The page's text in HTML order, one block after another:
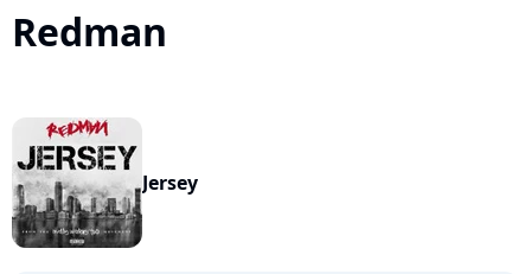
Redman
Jersey